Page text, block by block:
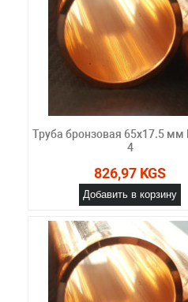
Труба бронзовая 65х17.5
4
826,97 KGS
Добавить в корзину